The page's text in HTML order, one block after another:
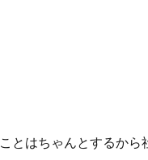
とはちゃんとするか